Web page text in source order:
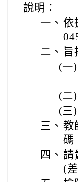
說明：
一、 依
二、 旨
(一)
(二)
(三)
三、 教
碼
四、 請
(